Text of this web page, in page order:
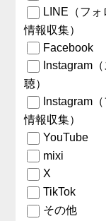
LINE（フ
情報収集）
Facebook
Instagram
聴）
Instagram
情報収集）
YouTube
mixi
X
TikTok
その他